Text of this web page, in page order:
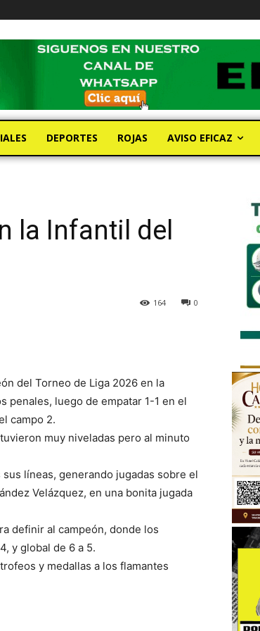
DEPORTES ROJAS AVISO EFICAZ
la Infantil del
0
164
del Torneo de Liga 2026 en la
penales, luego de empatar 1-1 en el
campo 2.
muy niveladas pero al minuto
líneas, generando jugadas sobre el
Velázquez, en una bonita jugada
definir al campeón, donde los
y global de 6 a 5.
y medallas a los flamantes